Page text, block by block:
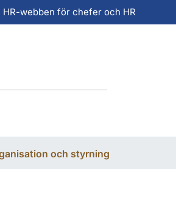
HR-webben för chefer och HR
och styrning